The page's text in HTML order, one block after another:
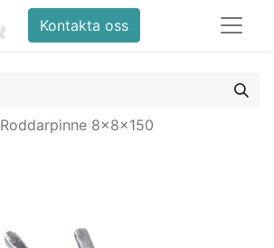
Kontakta oss
Roddarpinne 8x8x150